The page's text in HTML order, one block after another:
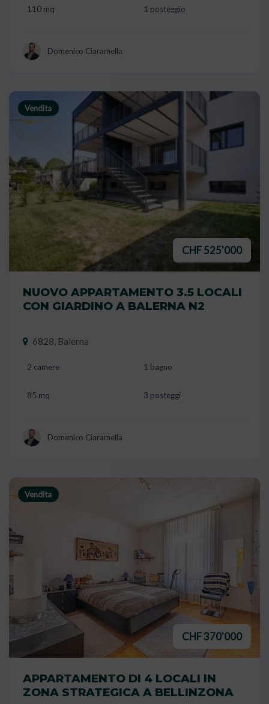
110 mq 1 posteggio
Domenico Ciaramella
Vendita
CHF 525'000
NUOVO APPARTAMENTO 3.5 LOCALI
CON GIARDINO A BALERNA N2
6828, Balerna
2 camere 1 bagno
85 mq 3 posteggi
Domenico Ciaramella
Vendita
CHF 370'000
APPARTAMENTO DI 4 LOCALI IN
ZONA STRATEGICA A BELLINZONA